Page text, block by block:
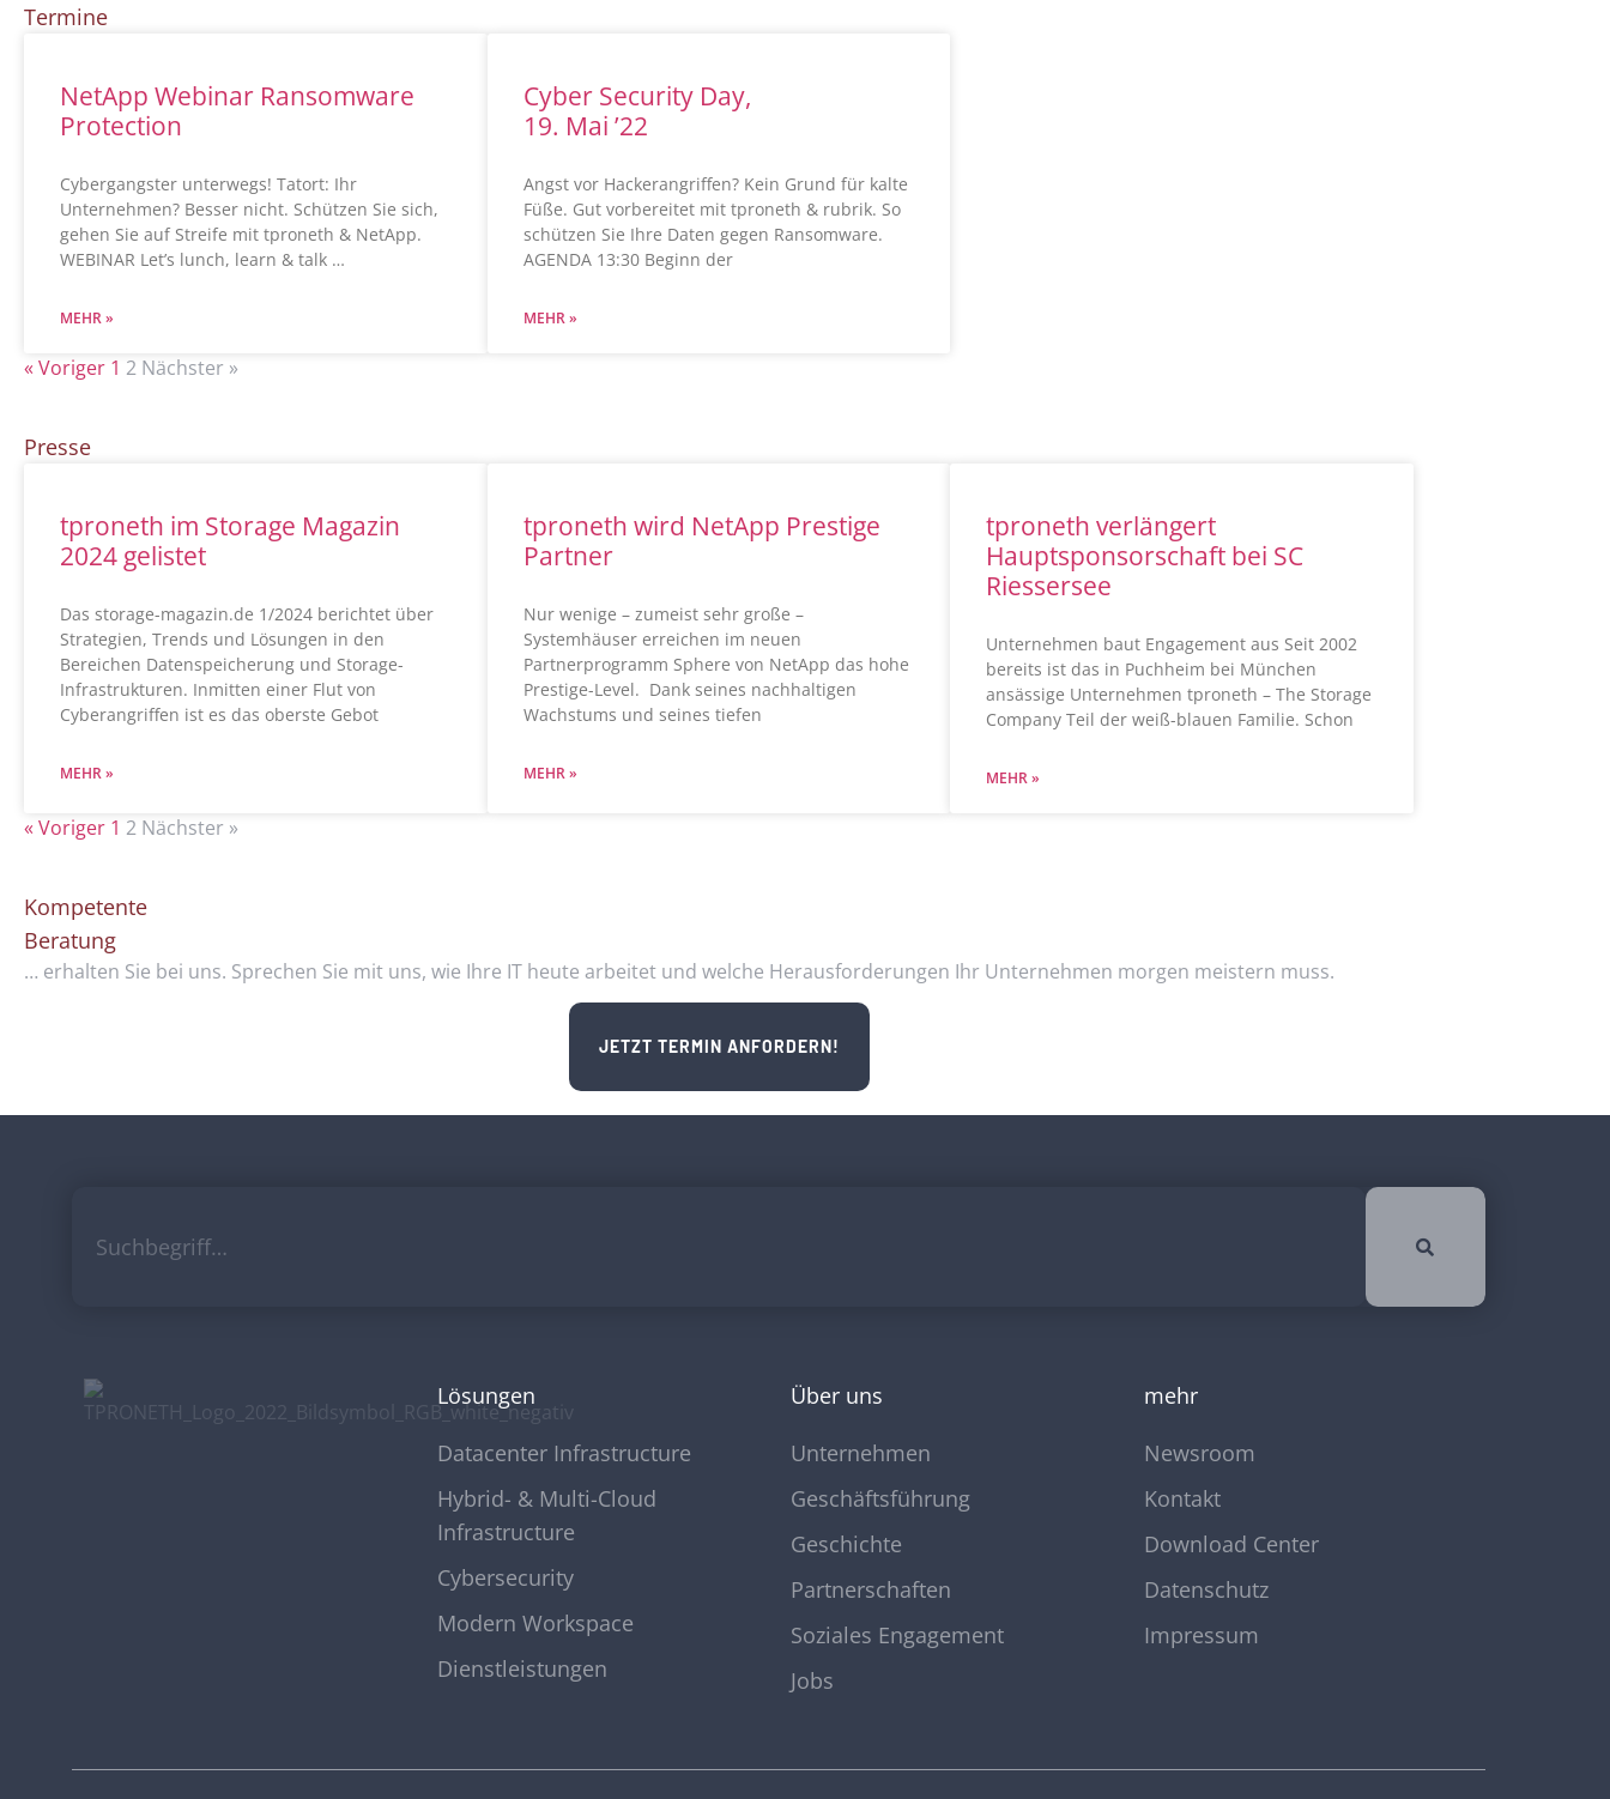
Termine
NetApp Webinar Ransomware
Protection
Cybergangster unterwegs! Tatort: Ihr
Unternehmen? Besser nicht. Schützen Sie sich,
gehen Sie auf Streife mit tproneth & NetApp.
WEBINAR Let’s lunch, learn & talk …
MEHR »
Cyber Security Day,
19. Mai ’22
Angst vor Hackerangriffen? Kein Grund für kalte
Füße. Gut vorbereitet mit tproneth & rubrik. So
schützen Sie Ihre Daten gegen Ransomware.
AGENDA 13:30 Beginn der
MEHR »
« Voriger 1 2 Nächster »
Presse
tproneth im Storage Magazin
2024 gelistet
Das storage-magazin.de 1/2024 berichtet über
Strategien, Trends und Lösungen in den
Bereichen Datenspeicherung und Storage-
Infrastrukturen. Inmitten einer Flut von
Cyberangriffen ist es das oberste Gebot
MEHR »
tproneth wird NetApp Prestige
Partner
Nur wenige – zumeist sehr große –
Systemhäuser erreichen im neuen
Partnerprogramm Sphere von NetApp das hohe
Prestige-Level. Dank seines nachhaltigen
Wachstums und seines tiefen
MEHR »
tproneth verlängert
Hauptsponsorschaft bei SC
Riessersee
Unternehmen baut Engagement aus Seit 2002
bereits ist das in Puchheim bei München
ansässige Unternehmen tproneth – The Storage
Company Teil der weiß-blauen Familie. Schon
MEHR »
« Voriger 1 2 Nächster »
Kompetente
Beratung
… erhalten Sie bei uns. Sprechen Sie mit uns, wie Ihre IT heute arbeitet und welche Herausforderungen Ihr Unternehmen morgen meistern muss.
JETZT TERMIN ANFORDERN!
Lösungen
Datacenter Infrastructure
Hybrid- & Multi-Cloud
Infrastructure
Cybersecurity
Modern Workspace
Dienstleistungen
Über uns
Unternehmen
Geschäftsführung
Geschichte
Partnerschaften
Soziales Engagement
Jobs
mehr
Newsroom
Kontakt
Download Center
Datenschutz
Impressum